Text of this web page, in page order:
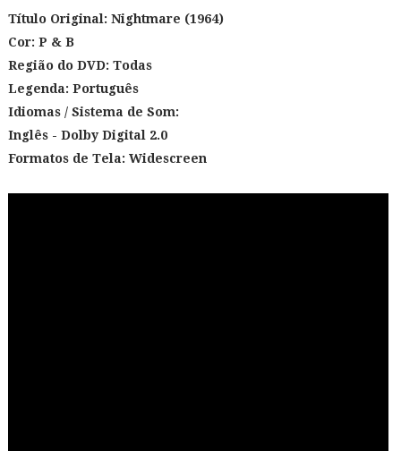
Título Original: Nightmare (1964)
Cor: P & B
Região do DVD: Todas
Legenda: Português
Idiomas / Sistema de Som:
Inglês - Dolby Digital 2.0
Formatos de Tela: Widescreen